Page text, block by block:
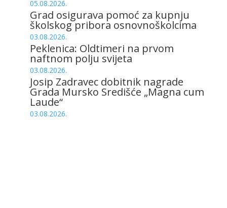
05.08.2026.
Grad osigurava pomoć za kupnju
školskog pribora osnovnoškolcima
03.08.2026.
Peklenica: Oldtimeri na prvom
naftnom polju svijeta
03.08.2026.
Josip Zadravec dobitnik nagrade
Grada Mursko Središće „Magna cum
Laude“
03.08.2026.